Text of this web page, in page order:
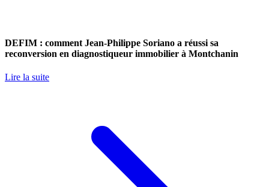
DEFIM : comment Jean-Philippe Soriano a réussi sa
reconversion en diagnostiqueur immobilier à Montchanin
Lire la suite